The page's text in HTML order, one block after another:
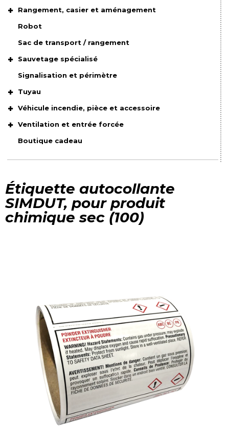
Rangement, casier et aménagement
Robot
Sac de transport / rangement
Sauvetage spécialisé
Signalisation et périmètre
Tuyau
Véhicule incendie, pièce et accessoire
Ventilation et entrée forcée
Boutique cadeau
Étiquette autocollante
SIMDUT, pour produit
chimique sec (100)